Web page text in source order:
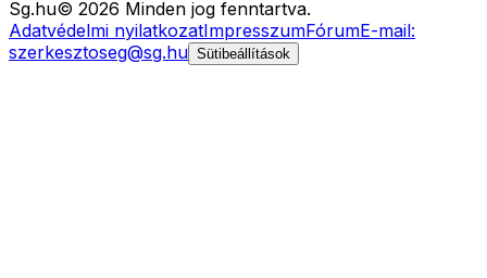
Sg.hu© 2026 Minden jog fenntartva.
Adatvédelmi nyilatkozatImpresszumFórumE-mail:
szerkesztoseg@sg.hu Sütibeállítások